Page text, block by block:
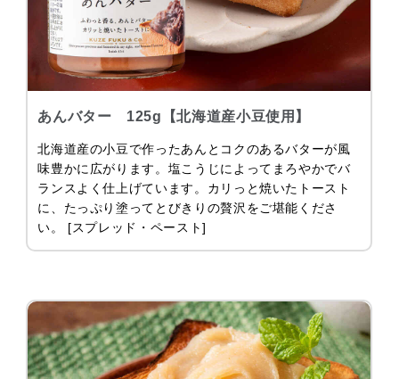
あんバター 125g【北海道産小豆使用】
北海道産の小豆で作ったあんとコクのあるバターが風
味豊かに広がります。塩こうじによってまろやかでバ
ランスよく仕上げています。カリっと焼いたトースト
に、たっぷり塗ってとびきりの贅沢をご堪能くださ
い。 [スプレッド・ペースト]